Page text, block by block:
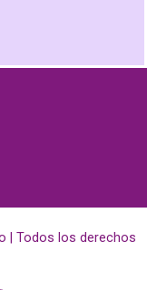
| Todos los derechos